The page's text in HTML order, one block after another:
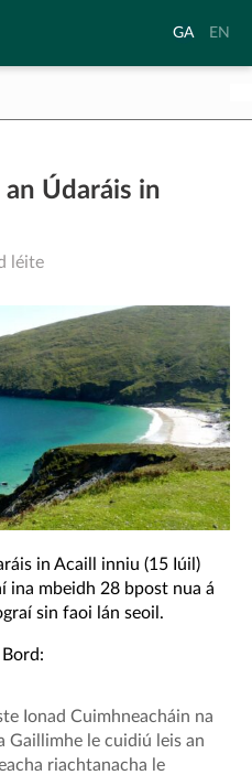
Aistrigh
Gaeilge
GA
to
EN
Údaráis in
léite
in Acaill inniu (15 Iúil)
ina mbeidh 28 bpost nua á
sin faoi lán seoil.
Ionad Cuimhneacháin na
Gaillimhe le cuidiú leis an
riachtanacha le